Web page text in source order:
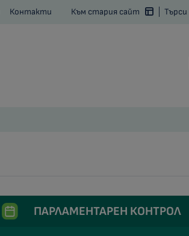
Контакти Към стария сайт Търси
ПАРЛАМЕНТАРЕН КОНТРОЛ